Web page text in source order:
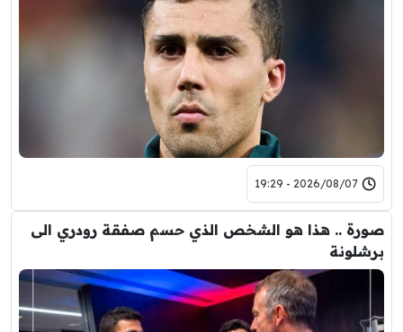
2026/08/07 - 19:29
صورة .. هذا هو الشخص الذي حسم صفقة رودري الى
برشلونة